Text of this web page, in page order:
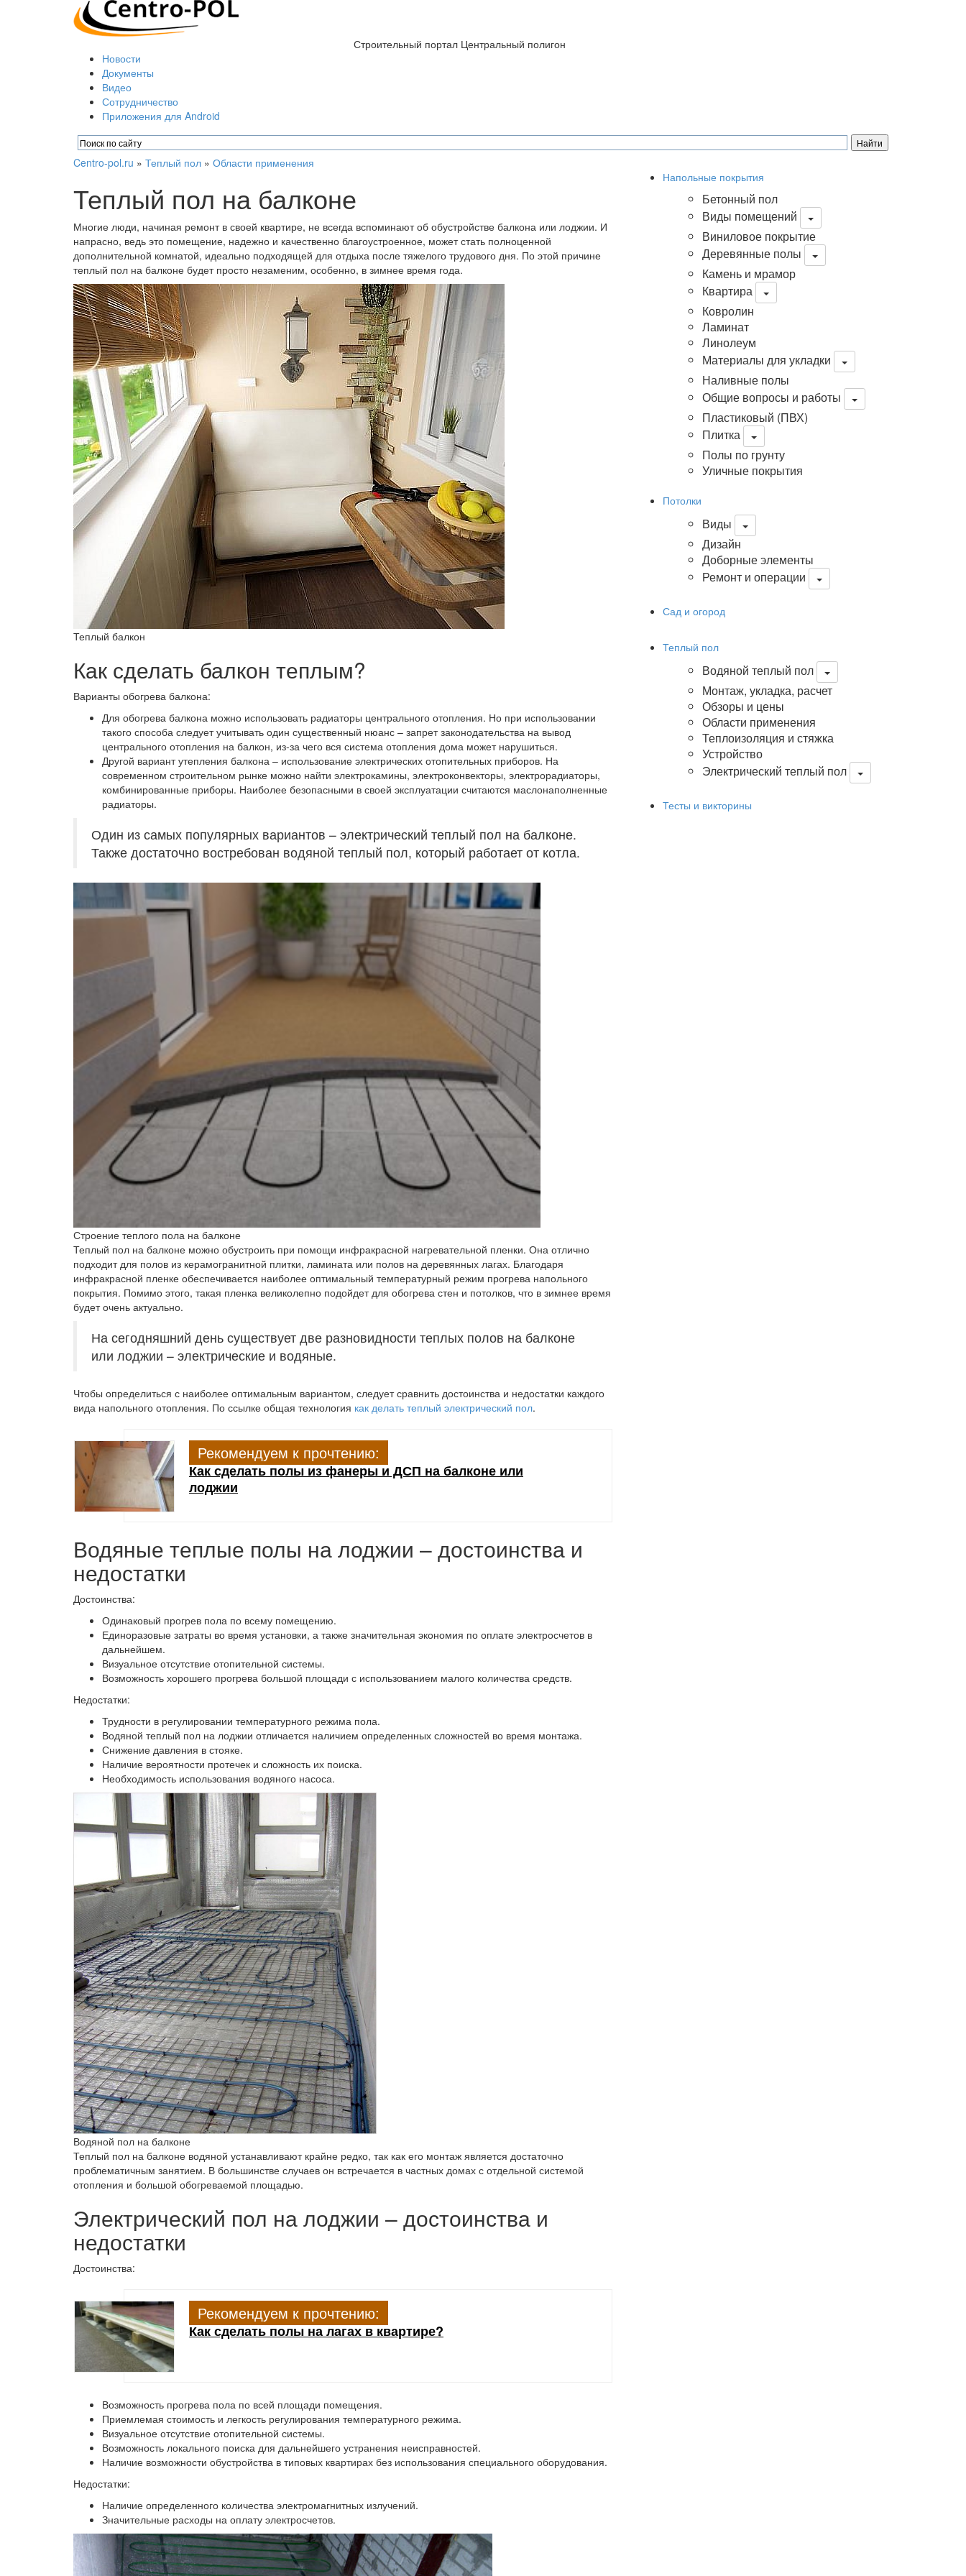
Строительный портал Центральный полигон
Новости
Документы
Видео
Сотрудничество
Приложения для Android
Centro-pol.ru » Теплый пол » Области применения
Теплый пол на балконе
Многие люди, начиная ремонт в своей квартире, не всегда вспоминают об обустройстве балкона или лоджии. И
напрасно, ведь это помещение, надежно и качественно благоустроенное, может стать полноценной
дополнительной комнатой, идеально подходящей для отдыха после тяжелого трудового дня. По этой причине
теплый пол на балконе будет просто незаменим, особенно, в зимнее время года.
Теплый балкон
Как сделать балкон теплым?
Варианты обогрева балкона:
Для обогрева балкона можно использовать радиаторы центрального отопления. Но при использовании
такого способа следует учитывать один существенный нюанс – запрет законодательства на вывод
центрального отопления на балкон, из-за чего вся система отопления дома может нарушиться.
Другой вариант утепления балкона – использование электрических отопительных приборов. На
современном строительном рынке можно найти электрокамины, электроконвекторы, электрорадиаторы,
комбинированные приборы. Наиболее безопасными в своей эксплуатации считаются маслонаполненные
радиаторы.
Один из самых популярных вариантов – электрический теплый пол на балконе.
Также достаточно востребован водяной теплый пол, который работает от котла.
Строение теплого пола на балконе
Теплый пол на балконе можно обустроить при помощи инфракрасной нагревательной пленки. Она отлично
подходит для полов из керамогранитной плитки, ламината или полов на деревянных лагах. Благодаря
инфракрасной пленке обеспечивается наиболее оптимальный температурный режим прогрева напольного
покрытия. Помимо этого, такая пленка великолепно подойдет для обогрева стен и потолков, что в зимнее время
будет очень актуально.
На сегодняшний день существует две разновидности теплых полов на балконе
или лоджии – электрические и водяные.
Чтобы определиться с наиболее оптимальным вариантом, следует сравнить достоинства и недостатки каждого
вида напольного отопления. По ссылке общая технология как делать теплый электрический пол.
Рекомендуем к прочтению:
Как сделать полы из фанеры и ДСП на балконе или
лоджии
Водяные теплые полы на лоджии – достоинства и
недостатки
Достоинства:
Одинаковый прогрев пола по всему помещению.
Единоразовые затраты во время установки, а также значительная экономия по оплате электросчетов в
дальнейшем.
Визуальное отсутствие отопительной системы.
Возможность хорошего прогрева большой площади с использованием малого количества средств.
Недостатки:
Трудности в регулировании температурного режима пола.
Водяной теплый пол на лоджии отличается наличием определенных сложностей во время монтажа.
Снижение давления в стояке.
Наличие вероятности протечек и сложность их поиска.
Необходимость использования водяного насоса.
Водяной пол на балконе
Теплый пол на балконе водяной устанавливают крайне редко, так как его монтаж является достаточно
проблематичным занятием. В большинстве случаев он встречается в частных домах с отдельной системой
отопления и большой обогреваемой площадью.
Электрический пол на лоджии – достоинства и
недостатки
Достоинства:
Рекомендуем к прочтению:
Как сделать полы на лагах в квартире?
Возможность прогрева пола по всей площади помещения.
Приемлемая стоимость и легкость регулирования температурного режима.
Визуальное отсутствие отопительной системы.
Возможность локального поиска для дальнейшего устранения неисправностей.
Наличие возможности обустройства в типовых квартирах без использования специального оборудования.
Недостатки:
Наличие определенного количества электромагнитных излучений.
Значительные расходы на оплату электросчетов.
Напольные покрытия
Бетонный пол
Виды помещений
Виниловое покрытие
Деревянные полы
Камень и мрамор
Квартира
Ковролин
Ламинат
Линолеум
Материалы для укладки
Наливные полы
Общие вопросы и работы
Пластиковый (ПВХ)
Плитка
Полы по грунту
Уличные покрытия
Потолки
Виды
Дизайн
Доборные элементы
Ремонт и операции
Сад и огород
Теплый пол
Водяной теплый пол
Монтаж, укладка, расчет
Обзоры и цены
Области применения
Теплоизоляция и стяжка
Устройство
Электрический теплый пол
Тесты и викторины